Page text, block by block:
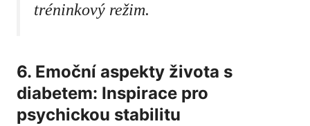
tréninkový režim.
6. Emoční ⁣aspekty života s
diabetem: Inspirace pro
psychickou stabilitu